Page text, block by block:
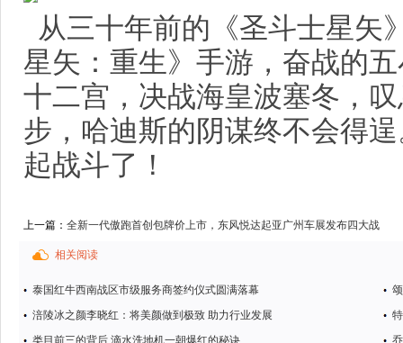
从三十年前的《圣斗士星矢
星矢：重生》手游，奋战的
十二宫，决战海皇波塞冬，
步，哈迪斯的阴谋终不会得
起战斗了！
上一篇： 全新一代傲跑首创包牌价上市，东风悦达起亚广州车展发布四大战
相关阅读
泰国红牛西南战区市级服务商签约仪式圆满落幕
涪陵冰之颜李晓红：将美颜做到极致 助力行业发展
类目前三的背后 滴水洗地机一朝爆红的秘诀